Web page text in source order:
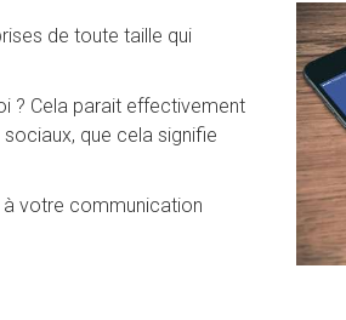
de toute taille qui
? Cela parait effectivement
que cela signifie
votre communication